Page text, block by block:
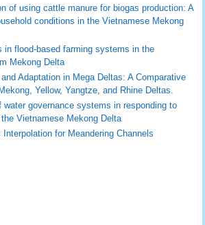
of using cattle manure for biogas production: A
conditions in the Vietnamese Mekong
in flood-based farming systems in the
Mekong Delta
Adaptation in Mega Deltas: A Comparative
Yellow, Yangtze, and Rhine Deltas.
water governance systems in responding to
Vietnamese Mekong Delta
Interpolation for Meandering Channels